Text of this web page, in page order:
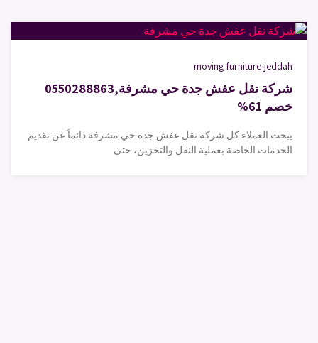
moving-furniture-jeddah
شركة نقل عفش جدة حي مشرفة,0550288863
خصم 61%
يبحث العملاء كل شركة نقل عفش جدة حي مشرفة دائماً عن تقديم
الخدمات الخاصة بعملية النقل والتخزين، حتى